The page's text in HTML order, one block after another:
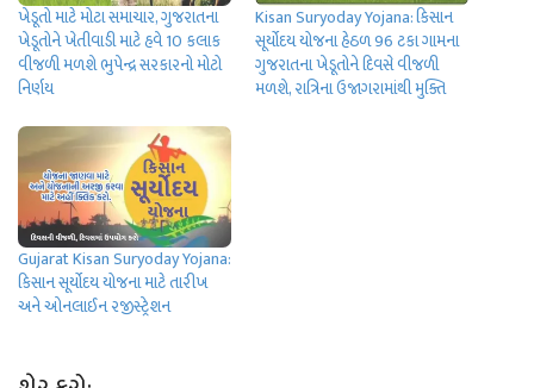
ખેડૂતો માટે મોટા સમાચાર, ગુજરાતના
ખેડૂતોને ખેતીવાડી માટે હવે 10 કલાક
વીજળી મળશે ભુપેન્દ્ર સરકારનો મોટો
નિર્ણય
Kisan Suryoday Yojana: કિસાન
સૂર્યોદય યોજના હેઠળ 96 ટકા ગામના
ગુજરાતના ખેડૂતોને દિવસે વીજળી
મળશે, રાત્રિના ઉજાગરામાંથી મુક્‍તિ
Gujarat Kisan Suryoday Yojana:
કિસાન સૂર્યોદય યોજના માટે તારીખ
અને ઓનલાઈન રજીસ્ટ્રેશન